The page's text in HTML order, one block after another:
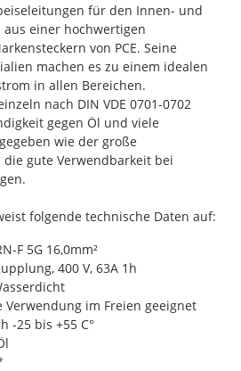
für den Innen- und
einer hochwertigen
von PCE. Seine
machen es zu einem idealen
in allen Bereichen.
nach DIN VDE 0701-0702
gegen Öl und viele
wie der große
gute Verwendbarkeit bei
folgende technische Daten auf:
F 5G 16,0mm²
400 V, 63A 1h
im Freien geeignet
-25 bis +55 C°